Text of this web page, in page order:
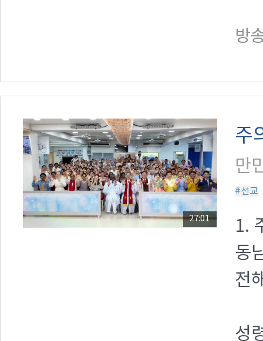
방
27:01
주
만
#선교
1.
동
전
성